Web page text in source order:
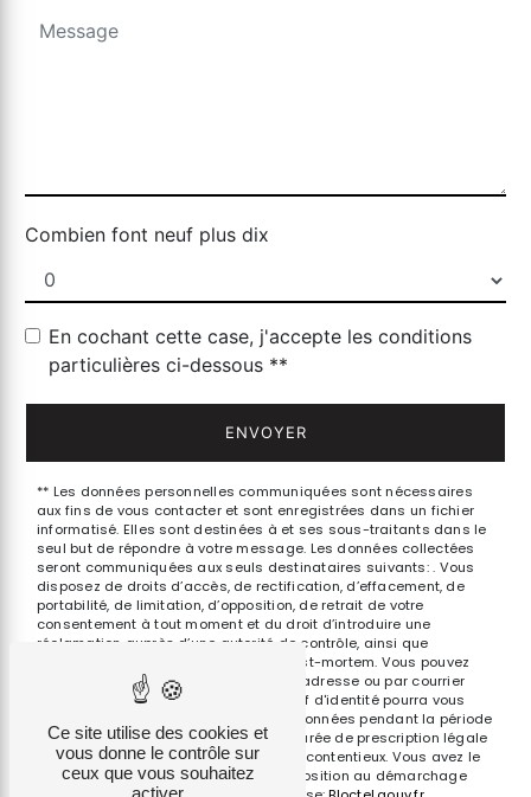
Combien font neuf plus dix
En cochant cette case, j'accepte les conditions
particulières ci-dessous **
ENVOYER
** Les données personnelles communiquées sont nécessaires
aux fins de vous contacter et sont enregistrées dans un fichier
informatisé. Elles sont destinées à et ses sous-traitants dans le
seul but de répondre à votre message. Les données collectées
seront communiquées aux seuls destinataires suivants: . Vous
disposez de droits d’accès, de rectification, d’effacement, de
portabilité, de limitation, d’opposition, de retrait de votre
consentement à tout moment et du droit d’introduire une
réclamation auprès d’une autorité de contrôle, ainsi que
d’organiser le sort de vos données post-mortem. Vous pouvez
exercer ces droits par voie postale à l'adresse ou par courrier
électronique à l'adresse . Un justificatif d'identité pourra vous
être demandé. Nous conservons vos données pendant la période
de prise de contact puis pendant la durée de prescription légale
aux fins probatoires et de gestion des contentieux. Vous avez le
droit de vous inscrire sur la liste d'opposition au démarchage
Ce site utilise des cookies et
vous donne le contrôle sur
ceux que vous souhaitez
activer